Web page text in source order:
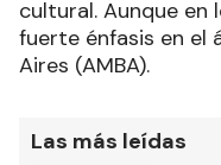
cultural. Aunque en
fuerte énfasis en el
Aires (AMBA).
Las más leídas